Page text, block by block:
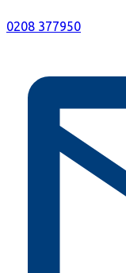
0208 377950